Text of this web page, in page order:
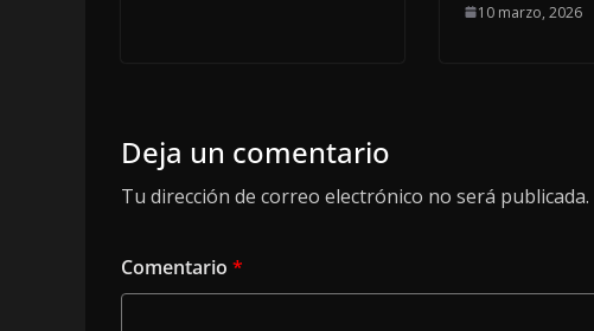
10 marzo, 2026
Deja un comentario
Tu dirección de correo electrónico no será publicada.
Comentario *